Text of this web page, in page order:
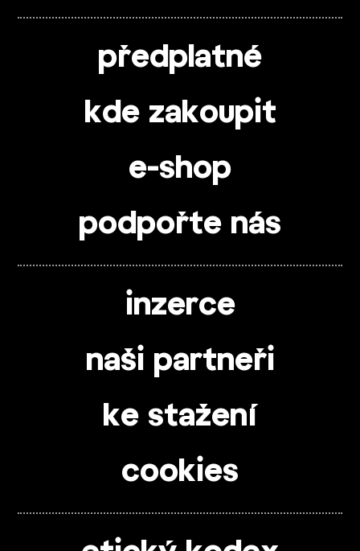
předplatné
kde zakoupit
e-shop
podpořte nás
inzerce
naši partneři
ke stažení
cookies